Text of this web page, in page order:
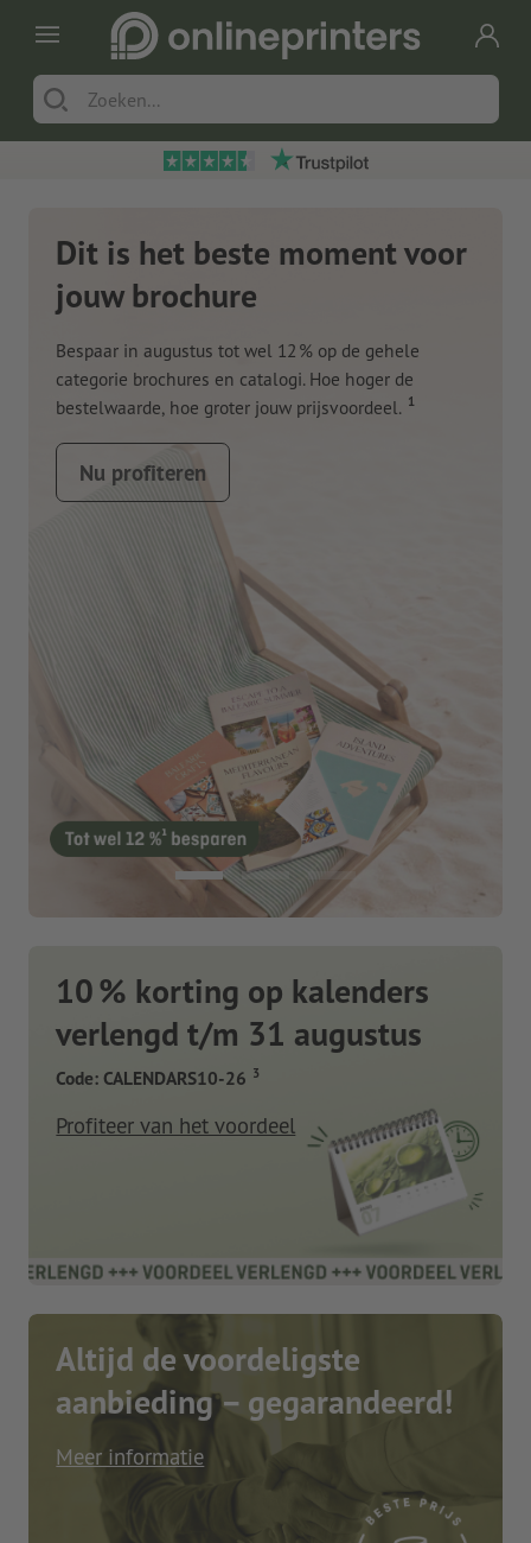
Dit is het beste moment voor
jouw brochure
Bespaar in augustus tot wel 12 % op de gehele
categorie brochures en catalogi. Hoe hoger de
bestelwaarde, hoe groter jouw prijsvoordeel. 1
Nu profiteren
10 % korting op kalenders
verlengd t/m 31 augustus
Code: CALENDARS10-26 3
Profiteer van het voordeel
Altijd de voordeligste
aanbieding – gegarandeerd!
Meer informatie